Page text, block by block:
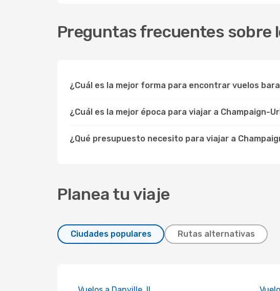
Preguntas frecuentes sobre
¿Cuál es la mejor forma para encontrar vuelos
¿Cuál es la mejor época para viajar a Champaign-
¿Qué presupuesto necesito para viajar a
Planea tu viaje
Ciudades populares Rutas alternativas